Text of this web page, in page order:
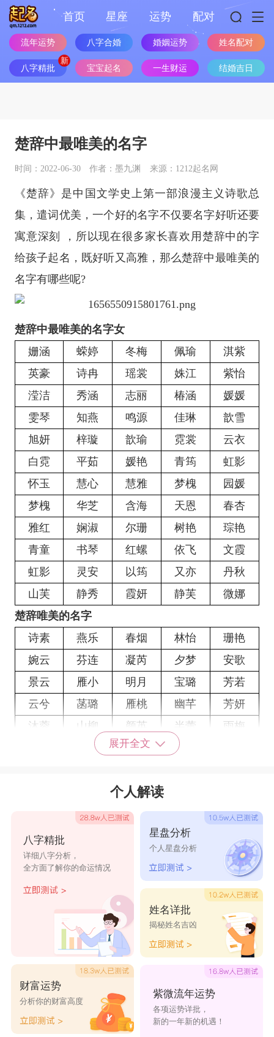
首页 星座 运势 配对
流年运势 八字合婚 婚姻运势 姓名配对
八字精批 宝宝起名 一生财运 结婚吉日
楚辞中最唯美的名字
时间：2022-06-30 作者：墨九渊 来源：1212起名网
《楚辞》是中国文学史上第一部浪漫主义诗歌总
集，遣词优美，一个好的名字不仅要名字好听还要
寓意深刻 ，所以现在很多家长喜欢用楚辞中的字
给孩子起名，既好听又高雅，那么楚辞中最唯美的
名字有哪些呢?
楚辞中最唯美的名字女
姗涵
蝾婷 冬梅 佩瑜
淇紫
英豪
诗冉 瑶裳 姝江
紫怡
滢洁
秀涵 志丽 椿涵
媛媛
雯琴
知燕 鸣源 佳琳
歆雪
旭妍
梓璇 歆瑜 霓裳
云衣
白霓
平茹 媛艳 青筠
虹影
怀玉
慧心 慧雅 梦槐
园媛
梦槐
华芝 含海 天恩
春杏
雅红
娴淑 尔珊 树艳
琮艳
青童
书琴 红螺 依飞
文霞
虹影
灵安 以筠 又亦
丹秋
山芙
静秀 霞妍 静芙
微娜
楚辞唯美的名字
诗素
燕乐 春烟 林怡
珊艳
婉云
芬连 凝芮 夕梦
安歌
景云
雁小 明月 宝璐
芳若
云兮
菡璐 雁桃 幽芊
芳妍
沐蓉
山柳 颜英 半蕾
雨梅
天玉 尔烟 凝梦
华芝
雅红 淑贤 二山
晏殊
琮琰
罗红
费祎
夏雯
游艺
展开全文
个人解读
八字精批
详细八字分析，
全方面了解你的命运情况
财富运势
分析你的财富高度
星盘分析
个人星盘分析
姓名详批
揭秘姓名吉凶
紫微流年运势
各项运势详批，
新的一年新的机遇！